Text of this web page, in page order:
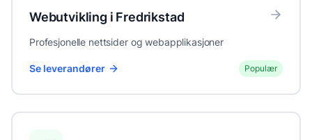
Webutvikling i Fredrikstad
Profesjonelle nettsider og webapplikasjoner
Se leverandører Populær